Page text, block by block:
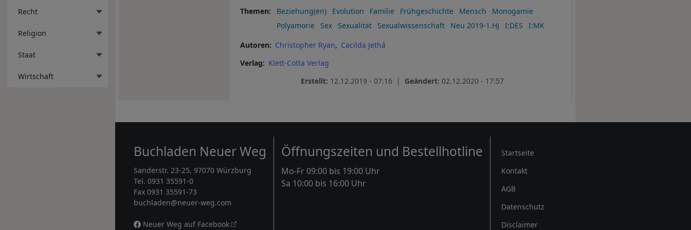
Recht
Religion
Staat
Wirtschaft
Themen Beziehung(en) Evolution Familie Frühgeschichte Mensch
Monogamie
Polyamorie
Sex Sexualität Sexualwissenschaft Neu 2019-1.HJ I:DES I:MK
Autoren Christopher Ryan
Cacilda Jethá
Verlag
Klett-Cotta Verlag
Erstellt: 12.12.2019 - 07:16 | Geändert: 02.12.2020 - 17:57
Buchladen Neuer Weg
Sanderstr. 23-25, 97070 Würzburg
Tel. 0931 35591-0
Fax 0931 35591-73
buchladen@neuer-weg.com
Neuer Weg auf Facebook
Öffnungszeiten und Bestellhotline
Mo-Fr 09:00 bis 19:00 Uhr
Sa 10:00 bis 16:00 Uhr
Rechtliches
Startseite
Kontakt
AGB
Datenschutz
Disclaimer